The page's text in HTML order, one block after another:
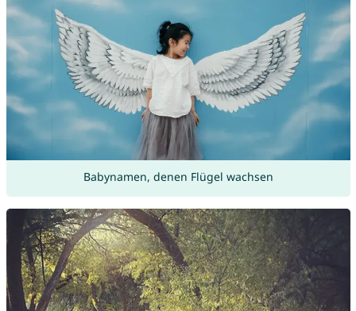
Babynamen, denen Flügel wachsen